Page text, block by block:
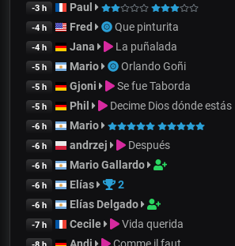
-3 h Paul
-4 h Fred Que pinturita
-4 h Jana La puñalada
-5 h Mario Orlando Goñi
-5 h Gjoni Se fue Taborda
-5 h Phil Decime Dios dónde estás
-6 h Mario
-6 h andrzej Después
-6 h Mario Gallardo
-6 h Elías 2
-6 h Elías Delgado
-7 h Cecile Vida querida